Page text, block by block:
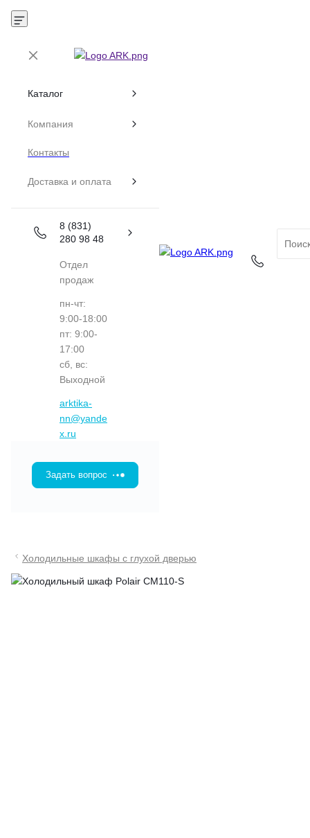
Каталог
Компания
Контакты
Доставка и оплата
8 (831)
280 98 48
Отдел
продаж
пн-чт:
9:00-18:00
пт: 9:00-
17:00
сб, вс:
Выходной
arktika-
nn@yande
x.ru
Задать вопрос
Холодильные шкафы с глухой дверью